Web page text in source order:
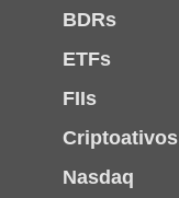
BDRs
ETFs
FIIs
Criptoativos
Nasdaq